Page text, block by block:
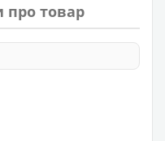
про товар